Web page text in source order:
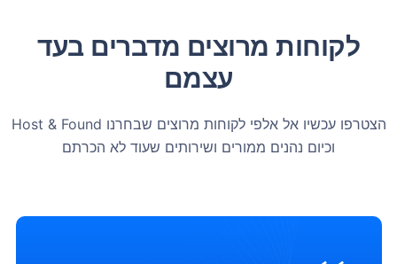
לקוחות מרוצים מדברים בעד
עצמם
הצטרפו עכשיו אל אלפי לקוחות מרוצים שבחרנו Host & Found
וכיום נהנים ממורים ושירותים שעוד לא הכרתם